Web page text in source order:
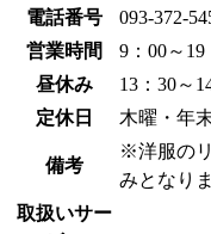
電話番号
093-372-
営業時間
9：00～19
昼休み
13：30～
定休日
木曜・年
備考
※洋服の
みとなり
取扱いサー